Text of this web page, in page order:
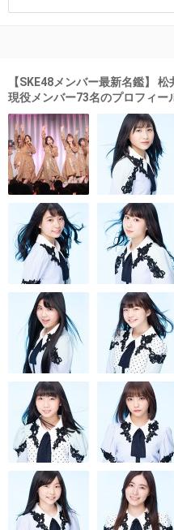
【SKE48メンバー最新名鑑】
現役メンバー73名のプロフィー